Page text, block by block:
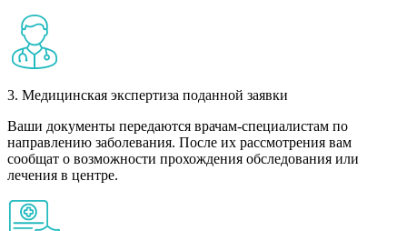
3. Медицинская экспертиза поданной заявки
Ваши документы передаются врачам-специалистам по
направлению заболевания. После их рассмотрения вам
сообщат о возможности прохождения обследования или
лечения в центре.